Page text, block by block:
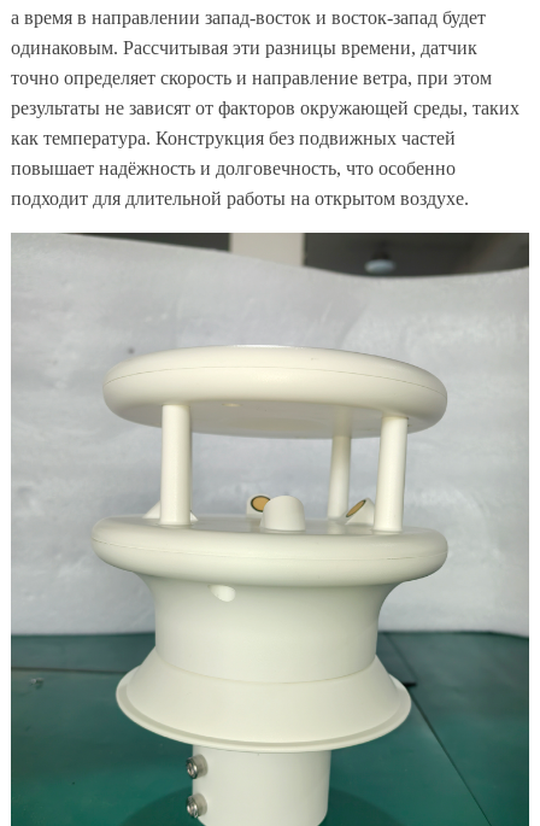
а время в направлении запад-восток и восток-запад будет
одинаковым. Рассчитывая эти разницы времени, датчик
точно определяет скорость и направление ветра, при этом
результаты не зависят от факторов окружающей среды, таких
как температура. Конструкция без подвижных частей
повышает надёжность и долговечность, что особенно
подходит для длительной работы на открытом воздухе.